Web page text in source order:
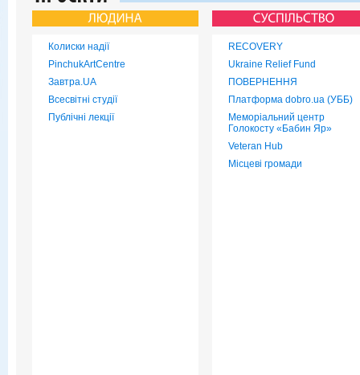
Колиски надії
PinchukArtCentre
Завтра.UA
Всесвітні студії
Публічні лекції
RECOVERY
Ukraine Relief Fund
ПОВЕРНЕННЯ
Платформа dobro.ua (УББ)
Меморіальний центр
Голокосту «Бабин Яр»
Veteran Hub
Місцеві громади